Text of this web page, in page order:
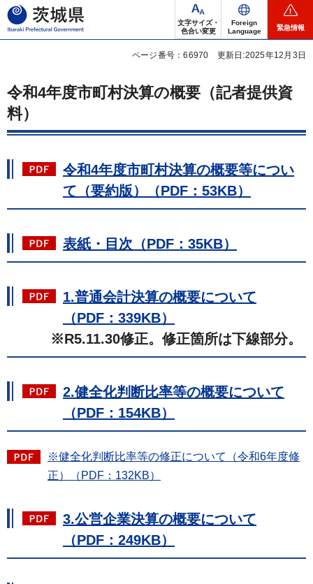
茨城県
文字サイズ・
色合い変更
Foreign
Language
緊急情報
ページ番号：66970 更新日:2025年12月3日
令和4年度市町村決算の概要（記者提供資
料）
令和4年度市町村決算の概要等につい
て（要約版）（PDF：53KB）
表紙・目次（PDF：35KB）
1.普通会計決算の概要について
（PDF：339KB）
※R5.11.30修正。修正箇所は下線部分。
2.健全化判断比率等の概要について
（PDF：154KB）
※健全化判断比率等の修正について（令和6年度修
正）（PDF：132KB）
3.公営企業決算の概要について
（PDF：249KB）